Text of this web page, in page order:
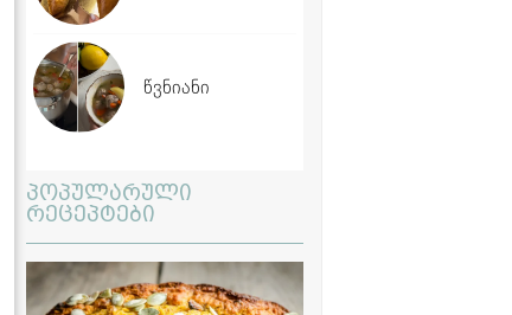
წვნიანი
პოპულარული
რეცეპტები